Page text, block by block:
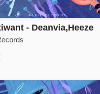
- Deanvia,Heeze